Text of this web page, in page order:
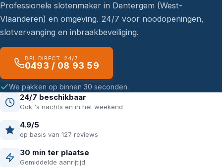
Professionele slotenmaker in Dentergem (West-
Vlaanderen) en omgeving. 24/7 voor noodopeningen,
slotvervanging en inbraakbeveiliging.
BEL DIRECT: 24/7
0493 / 08 93 59
We pakken op binnen 30 seconden.
24/7 beschikbaar
Ook 's nachts en in het weekend
4.9/5
op basis van 127 reviews
30 min ter plaatse
Gemiddelde aanrijtijd